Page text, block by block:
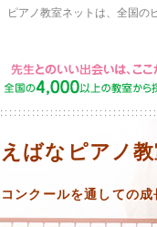
ピアノ教室ネットは、全国の
えばなピアノ
コンクールを通しての成